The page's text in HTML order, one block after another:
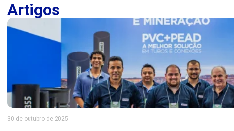
Artigos
30 de outubro de 2025